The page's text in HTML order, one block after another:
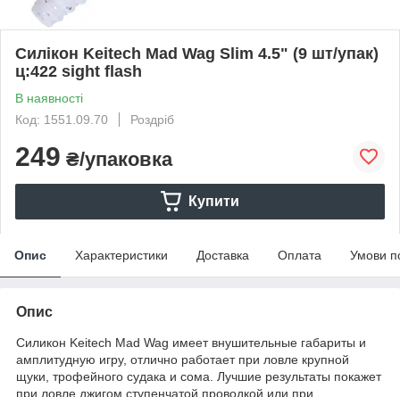
Силікон Keitech Mad Wag Slim 4.5" (9 шт/упак)
ц:422 sight flash
В наявності
Код: 1551.09.70
Роздріб
249 ₴/упаковка
Купити
Опис Характеристики Доставка Оплата Умови
Опис
Силикон Keitech Mad Wag имеет внушительные габариты и
амплитудную игру, отлично работает при ловле крупной
щуки, трофейного судака и сома. Лучшие результаты покажет
при ловле джигом ступенчатой проводкой или при